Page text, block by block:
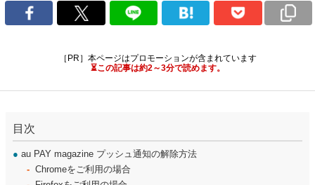
［PR］本ページはプロモーションが含まれています
⏳この記事は約2～3分で読めます。
目次
● au PAY magazine プッシュ通知の解除方法
Chromeをご利用の場合